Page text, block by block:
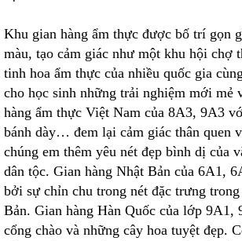
Khu gian hàng ẩm thực được bố trí gọn
màu, tạo cảm giác như một khu hội chợ
tinh hoa ẩm thực của nhiều quốc gia
cho học sinh những trải nghiệm mới mẻ
hàng ẩm thực Việt Nam của 8A3, 9A3
bánh dày… đem lại cảm giác thân quen
chúng em thêm yêu nét đẹp bình dị của
dân tộc. Gian hàng Nhật Bản của 6A1,
bởi sự chỉn chu trong nét đặc trưng
Bản. Gian hàng Hàn Quốc của lớp
cổng chào và những cây hoa tuyệt đẹp.